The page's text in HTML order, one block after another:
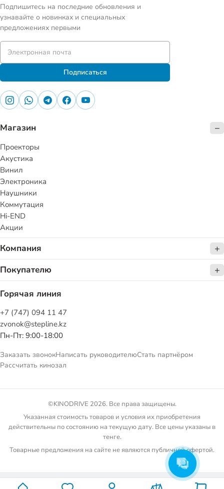
Подпишитесь на последние обновления и
узнавайте о новинках и специальных
предложениях первыми
Подписаться
Магазин
Проекторы
Акустика
Винил
Электроника
Наушники
Коммутация
Hi-END
Акции
Компания
Покупателю
Горячая линия
+7 (747) 094 11 47
zvonok@stepline.kz
Пн-Пт: 9:00-18:00
Заказать звонокНаписать руководителюСтать партнёром
Рассчитать кинозал
©KINODRIVE 2026. Все права защищены.
Указанная стоимость товаров и условия их приобретения
действительны по состоянию на текущую дату. Все цены указаны в
тенге.
Товарные предложения на сайте не являются публичной офертой.